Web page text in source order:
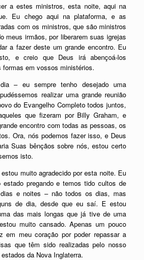
a estes ministros, esta noite, aqui na
Eu chego aqui na plataforma, e as
com os ministros, que são ministros
meus irmãos, por liberarem suas igrejas
a fazer deste um grande encontro. Eu
e creio que Deus irá abençoá-los
formas em vossos ministérios.
– eu sempre tenho desejado uma
realizar uma grande reunião
do Evangelho Completo todos juntos,
que fizeram por Billy Graham, e
encontro com todas as pessoas, os
Ora, nós podemos fazer isso, e Deus
Suas bênçãos sobre nós, estou certo
isto.
muito agradecido por esta noite. Eu
estado pregando e temos tido cultos de
e noites – não todos os dias, mas
de dia, desde que eu saí. E estou
das mais longas que já tive de uma
muito cansado. Apenas um pouco
em meu coração por poder repassar a
que têm sido realizadas pelo nosso
da Nova Inglaterra.